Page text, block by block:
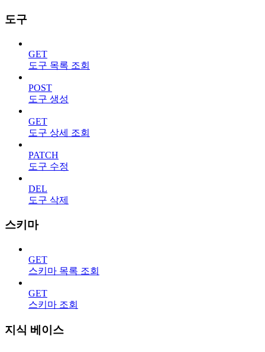
도구
GET
도구 목록 조회
POST
도구 생성
GET
도구 상세 조회
PATCH
도구 수정
DEL
도구 삭제
스키마
GET
스키마 목록 조회
GET
스키마 조회
지식 베이스